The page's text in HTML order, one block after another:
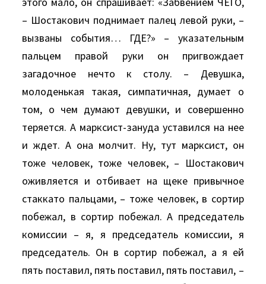
– Шостакович поднимает палец левой руки, –
вызваны события… ГДЕ?» – указательным
пальцем правой руки он пригвождает
загадочное нечто к столу. – Девушка,
молоденькая такая, симпатичная, думает о
том, о чем думают девушки, и совершенно
теряется. А марксист-зануда уставился на нее
и ждет. А она молчит. Ну, тут марксист, он
тоже человек, тоже человек, – Шостакович
оживляется и отбивает на щеке привычное
стаккато пальцами, – тоже человек, в сортир
побежал, в сортир побежал. А председатель
комиссии – я, я председатель комиссии, я
председатель. Он в сортир побежал, а я ей
пять поставил, пять поставил, пять поставил, –